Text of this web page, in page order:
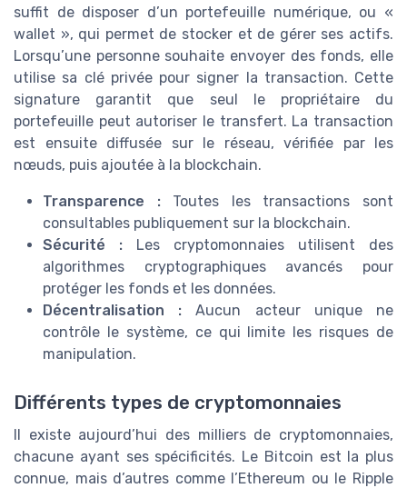
suffit de disposer d’un portefeuille numérique, ou «
wallet », qui permet de stocker et de gérer ses actifs.
Lorsqu’une personne souhaite envoyer des fonds, elle
utilise sa clé privée pour signer la transaction. Cette
signature garantit que seul le propriétaire du
portefeuille peut autoriser le transfert. La transaction
est ensuite diffusée sur le réseau, vérifiée par les
nœuds, puis ajoutée à la blockchain.
Transparence :Toutes les transactions sont
consultables publiquement sur la blockchain.
Sécurité : Les cryptomonnaies utilisent des
algorithmes cryptographiques avancés pour
protéger les fonds et les données.
Décentralisation : Aucun acteur unique ne
contrôle le système, ce qui limite les risques de
manipulation.
Différents types de cryptomonnaies
Il existe aujourd’hui des milliers de cryptomonnaies,
chacune ayant ses spécificités. Le Bitcoin est la plus
connue, mais d’autres comme l’Ethereum ou le Ripple